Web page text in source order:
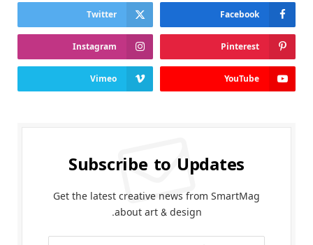
Facebook
Twitter
Pinterest
Instagram
YouTube
Vimeo
Subscribe to Updates
Get the latest creative news from SmartMag
about art & design.